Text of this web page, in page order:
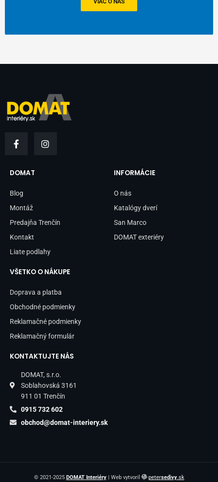
a
b
o
k
-
n
DOMAT
Blog
Montáž
Predajňa Trenčín
Kontakt
Liate podlahy
INFORMÁCIE
O nás
Katalógy dverí
San Marco
DOMAT exteriéry
VŠETKO O NÁKUPE
Doprava a platba
Obchodné podmienky
Reklamačné podmienky
Reklamačný formulár
KONTAKTUJTE NÁS
DOMAT, s.r.o.
Soblahovská 3161
911 01 Trenčín
0915 732 602
obchod@domat-interiery.sk
© 2021-2025 DOMAT Interiéry| Web vytvoril petersedivy.sk